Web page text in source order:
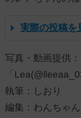
実際の投稿を
写真・動画提供
「
執筆：しおり
編集：わんちゃ